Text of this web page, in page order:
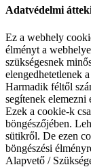
Adatvédelmi
Ez a webhely
élményt a
szükségesnek
elengedhetetlenek
Harmadik féltől
segítenek elemezni
Ezek a cookie-k
böngészőjében.
sütikről. De ezen
böngészési
Alapvető /